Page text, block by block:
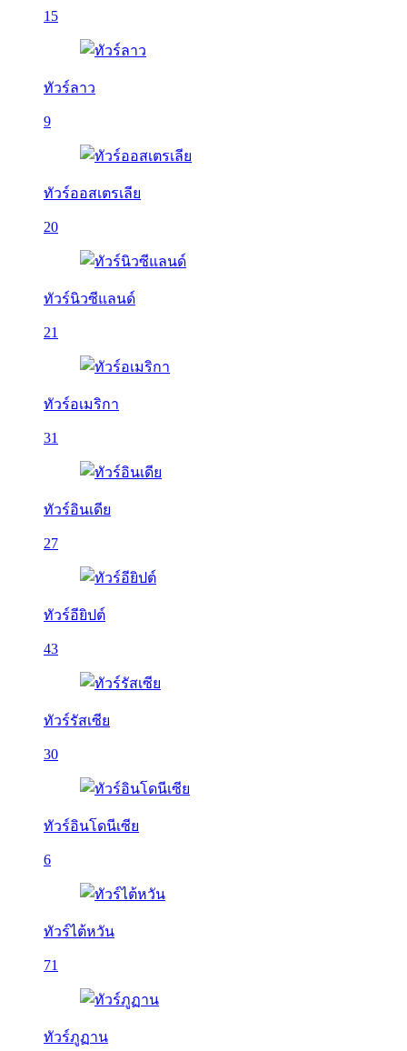
15
ทัวร์ลาว
9
ทัวร์ออสเตรเลีย
20
ทัวร์นิวซีแลนด์
21
ทัวร์อเมริกา
31
ทัวร์อินเดีย
27
ทัวร์อียิปต์
43
ทัวร์รัสเซีย
30
ทัวร์อินโดนีเซีย
6
ทัวร์ไต้หวัน
71
ทัวร์ภูฏาน